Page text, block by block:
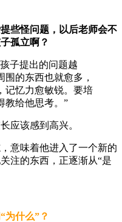
些怪问题，以后老师会不
孤立啊？
子提出的问题越
的东西也就愈多，
记忆力愈敏锐。要培
教给他思考。”
应该感到高兴。
意味着他进入了一个新的
注的东西，正逐渐从“是
为什么”？